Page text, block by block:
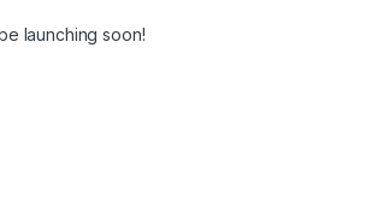
launching soon!